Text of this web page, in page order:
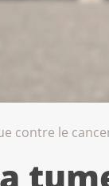
contre le